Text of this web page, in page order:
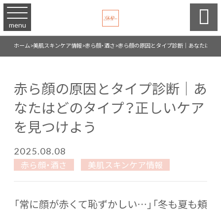
menu 
ホーム>美肌スキンケア情報>赤ら顔・酒さ>赤ら顔の原因とタイプ診断｜あなたはど
赤ら顔の原因とタイプ診断｜あ
なたはどのタイプ？正しいケア
を見つけよう
2025.08.08
赤ら顔・酒さ 美肌スキンケア情報
「常に顔が赤くて恥ずかしい…」「冬も夏も頬